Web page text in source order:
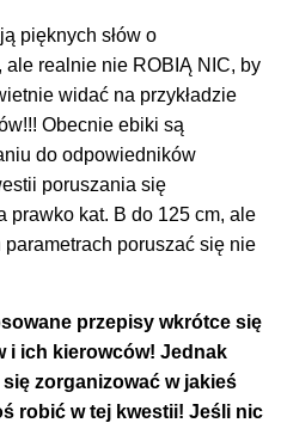
pięknych słów o
realnie nie ROBIĄ NIC, by
widać na przykładzie
Obecnie ebiki są
do odpowiedników
poruszania się
prawko kat. B do 125 cm, ale
poruszać się nie
przepisy wkrótce się
i ich kierowców! Jednak
zorganizować w jakieś
robić w tej kwestii! Jeśli nic